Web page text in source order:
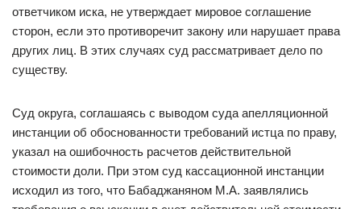
ответчиком иска, не утверждает мировое соглашение
сторон, если это противоречит закону или нарушает права
других лиц. В этих случаях суд рассматривает дело по
существу.
Суд округа, соглашаясь с выводом суда апелляционной
инстанции об обоснованности требований истца по праву,
указал на ошибочность расчетов действительной
стоимости доли. При этом суд кассационной инстанции
исходил из того, что Бабаджаняном М.А. заявлялись